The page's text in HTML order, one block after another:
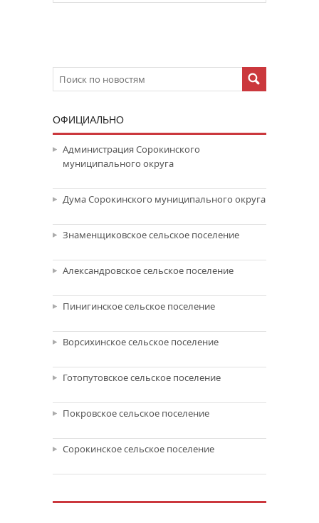
ОФИЦИАЛЬНО
Администрация Сорокинского
муниципального округа
Дума Сорокинского муниципального округа
Знаменщиковское сельское поселение
Александровское сельское поселение
Пинигинское сельское поселение
Ворсихинское сельское поселение
Готопутовское сельское поселение
Покровское сельское поселение
Сорокинское сельское поселение